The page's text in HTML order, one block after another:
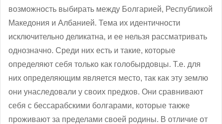
возможность выбирать между Болгарией, Республикой
Македония и Албанией. Тема их идентичности
исключительно деликатна, и ее нельзя рассматривать
однозначно. Среди них есть и такие, которые
определяют себя только как голобырдовцы. Т.е. для
них определяющим является место, так как эту землю
они унаследовали у своих предков. Они сравнивают
себя с бессарабскими болгарами, которые также
проживают за пределами своей родины. В отличие от